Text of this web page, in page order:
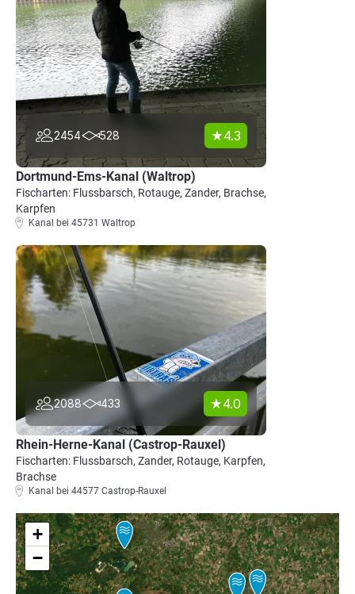
2454 528 4.3
Dortmund-Ems-Kanal (Waltrop)
Fischarten: Flussbarsch, Rotauge, Zander, Brachse,
Karpfen
Kanal bei 45731 Waltrop
2088 433 4.0
Rhein-Herne-Kanal (Castrop-Rauxel)
Fischarten: Flussbarsch, Zander, Rotauge, Karpfen,
Brachse
Kanal bei 44577 Castrop-Rauxel
+
−